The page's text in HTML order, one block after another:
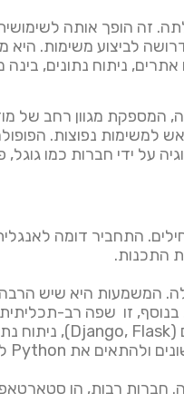
זה הופך אותה
לביצוע משימות. היא
ניתוח נתונים,
מגוון רחב של
נפוצות.
ידי חברות כמו גוגל,
התחביר דומה
התכנות.
המשמעות היא שיש הרבה
זו שפה רב-